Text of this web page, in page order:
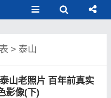
> 泰山
山老照片 百年前真实
影像(下)